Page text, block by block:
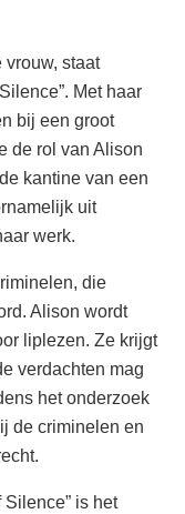
staat
Met haar
bij een groot
de rol van Alison
kantine van een
uit
werk.
die
Alison wordt
liplezen. Ze krijgt
verdachten mag
het onderzoek
de criminelen en
Silence” is het